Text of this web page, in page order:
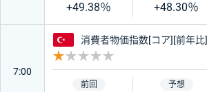
+49.38％ +48.30％
7:00
トルコ
消費者物価指数[コア][前年比]